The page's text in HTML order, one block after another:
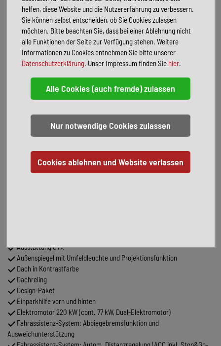
Leichtmetallfelgen
FAHRZEUGBESCHREIBUNG
Sonderausstattung:
Assistenz-Paket Plus
Design-Paket Plus
Infotainment-Paket Plus
Interieur-Paket Top Sport Plus
Sport-Paket Plus
Panoramadach
Augmented-Reality-Head-up-Display
Serienausstattung:
Airbag Fahrer-/Beifahrerseite, Beifahrerairbag
abschaltbar
Akustischer Fußgängerschutz, Außensound (e-sound)
Ausstattung GTX
Außenspiegel mit Umfeldleuchte und Projektionsfunktion
Dach in Kontrastfarbe
Dachreling
Design-Paket
Einparkhilfe vorn und hinten
Elektromotor 220 kW (cont. 77 kW, Dual-Elektromotor)
Fahrassistenz-System: Abbiegebremsfunktion und
Ausweichunterstützung
helfen, diese Website und die Nutzererfahrung zu verbessern.
Sie können selbst entscheiden, ob Sie Cookies zulassen
möchten. Bitte beachten Sie, dass bei einer Ablehnung nicht
alle Funktionen der Seite zur Verfügung stehen. Weitere
Informationen zu Cookies entnehmen Sie bitte unserer
Datenschutzerklärung. Unser Impressum finden Sie hier.